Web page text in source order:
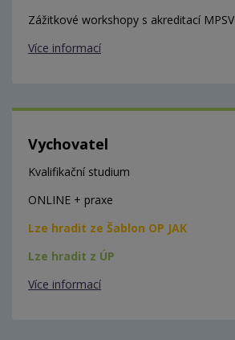
Zážitkové workshopy s akreditací MPSV
Více informací
Vychovatel
Kvalifikační studium
ONLINE + praxe
Lze hradit ze Šablon OP JAK
Lze hradit z ÚP
Více informací